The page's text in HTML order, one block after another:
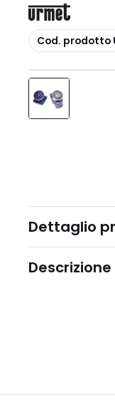
copia
Cod. prodotto
Dettaglio